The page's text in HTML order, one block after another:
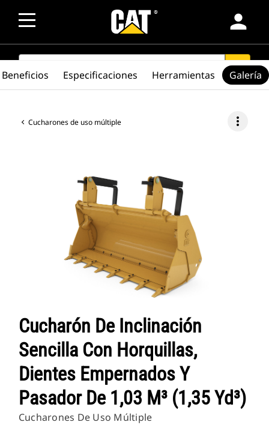
person
SEARCH search
Cucharones de uso múltiple more_vert
Cucharón De Inclinación
Sencilla Con Horquillas,
Dientes Empernados Y
Pasador De 1,03 M³ (1,35 Yd³)
Cucharones De Uso Múltiple
Beneficios Especificaciones Herramientas Galería